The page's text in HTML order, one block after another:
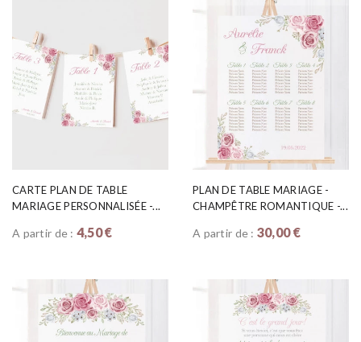
CARTE PLAN DE TABLE
MARIAGE PERSONNALISÉE -...
A partir de : 4,50 €
PLAN DE TABLE MARIAGE -
CHAMPÊTRE ROMANTIQUE -...
A partir de : 30,00 €